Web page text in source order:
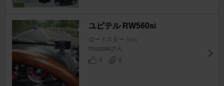
ユピテル RW560si
ロードスター [NB]
muzyakiさん
0
0